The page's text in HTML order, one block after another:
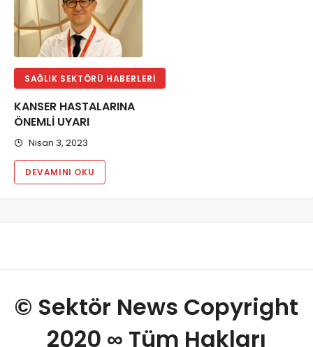
SAĞLIK SEKTÖRÜ HABERLERI
KANSER HASTALARINA
ÖNEMLİ UYARI
Nisan 3, 2023
DEVAMINI OKU
© Sektör News Copyright
2020 ∞ Tüm Hakları